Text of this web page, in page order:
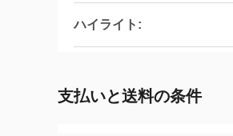
ハイライト:
支払いと送料の条件